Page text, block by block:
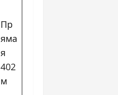
Пр
яма
я
402
м